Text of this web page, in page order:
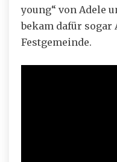
young“ von Adele
bekam dafür sogar
Festgemeinde.